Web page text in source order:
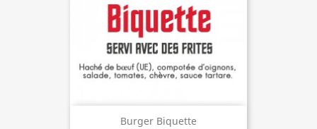
Burger Biquette